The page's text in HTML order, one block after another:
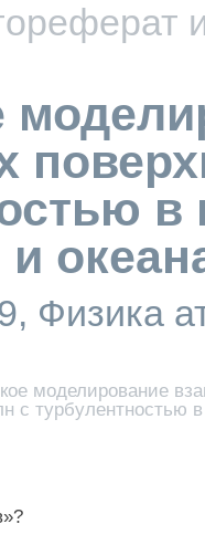
Физика
моделирование
с турбулентностью